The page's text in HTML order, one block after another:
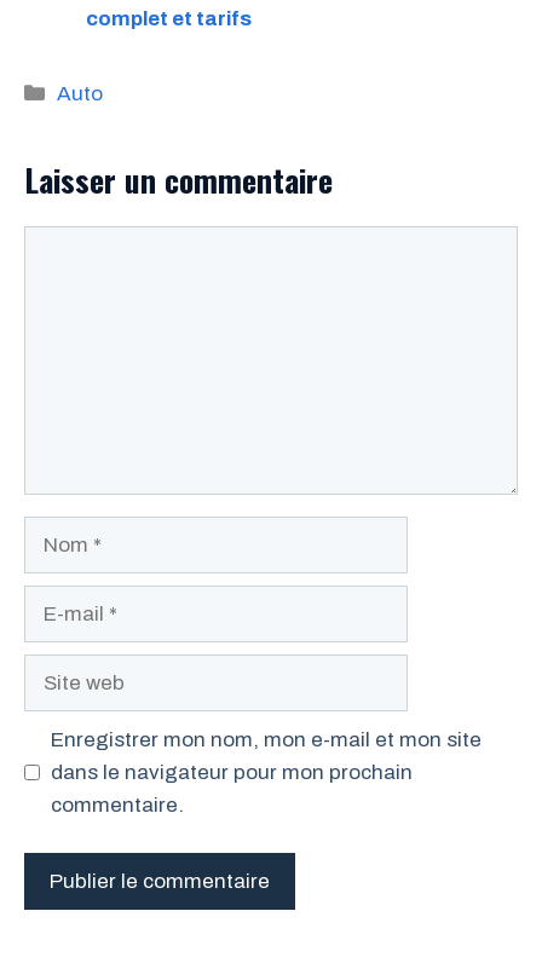
complet et tarifs
Catégories
Auto
Laisser un commentaire
Site
Enregistrer mon nom, mon e-mail et mon site
dans le navigateur pour mon prochain
commentaire.